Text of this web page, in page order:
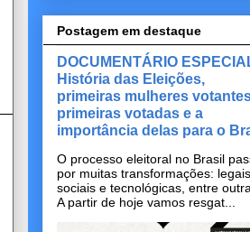
Postagem em destaque
DOCUMENTÁRIO
História das Eleições,
primeiras mulheres
primeiras votadas e a
importância delas para o
O processo eleitoral no Brasil
por muitas transformações: legais,
sociais e tecnológicas, entre
A partir de hoje vamos resgat...